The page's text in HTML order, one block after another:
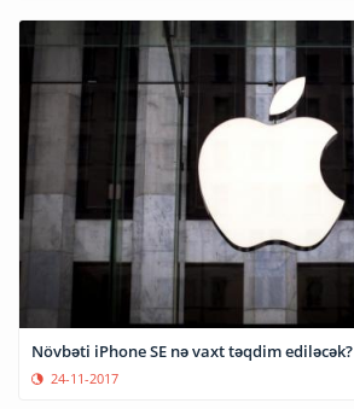
Növbəti iPhone SE nə vaxt təqdim ediləcək?
24-11-2017